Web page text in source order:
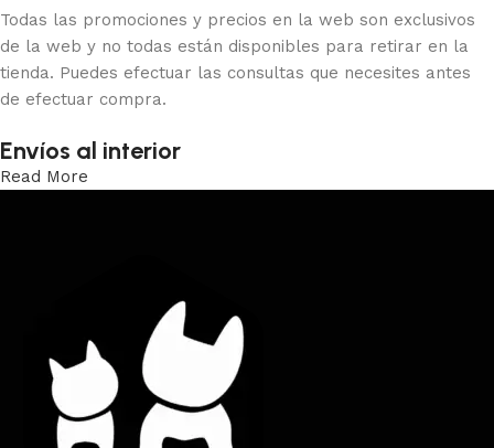
Todas las promociones y precios en la web son exclusivos
de la web y no todas están disponibles para retirar en la
tienda. Puedes efectuar las consultas que necesites antes
de efectuar compra.
Envíos al interior
Read More